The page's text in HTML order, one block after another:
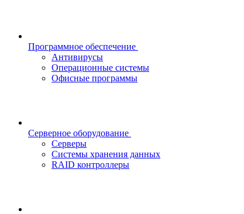
Программное обеспечение
Антивирусы
Операционные системы
Офисные программы
Серверное оборудование
Серверы
Системы хранения данных
RAID контроллеры